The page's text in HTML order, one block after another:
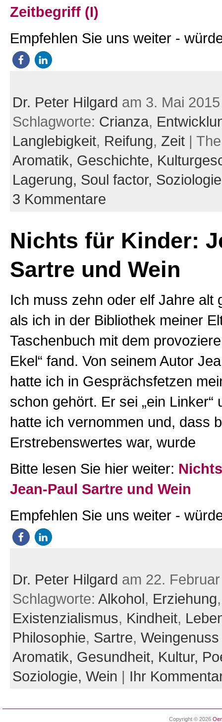
Zeitbegriff (I)
Empfehlen Sie uns weiter -
Dr. Peter Hilgard am 3. Mai 2015
Schlagworte: Crianza,
Langlebigkeit, Reifung, Zeit|
Aromatik, Geschichte,
Lagerung, Soul factor,
3 Kommentare
Nichts für Kinder:
Sartre und Wein
Ich muss zehn oder elf Jahre alt
als ich in der Bibliothek meiner
Taschenbuch mit dem
Ekel“ fand. Von seinem Autor
hatte ich in Gesprächsfetzen
schon gehört. Er sei „ein Linker“
hatte ich vernommen und, dass
Erstrebenswertes war, wurde
Bitte lesen Sie hier weiter:
Jean-Paul Sartre und Wein
Empfehlen Sie uns weiter -
Dr. Peter Hilgard am 22.
Schlagworte: Alkohol, Erziehung,
Existenzialismus, Kindheit,
Philosophie, Sartre, Weingenuss
Aromatik, Gesundheit, Kultur,
Soziologie, Wein | Ihr
Copyright © 2026